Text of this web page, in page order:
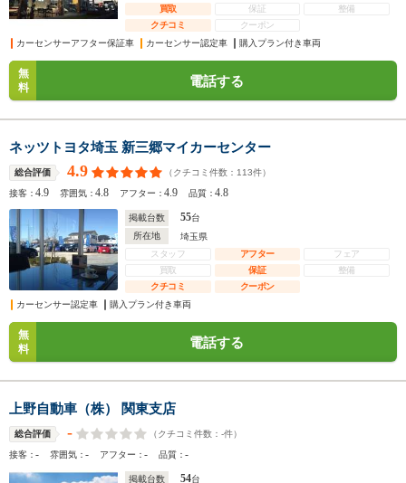
買取
保証
整備
クチコミ
クーポン
カーセンサーアフター保証車
カーセンサー認定車 購入プラン付き車両
無
料
電話する
ネッツトヨタ埼玉 新三郷マイカーセンター
総合評価 4.9 （クチコミ件数： 113件）
接客：4.9 雰囲気：4.8 アフター：4.9 品質：4.8
掲載台数 55台
所在地
埼玉県
スタッフ
アフター
フェア
買取
保証
整備
クチコミ
クーポン
カーセンサー認定車
購入プラン付き車両
無
料
電話する
上野自動車（株） 関東支店
総合評価 - （クチコミ件数： -件）
接客：- 雰囲気：- アフター：- 品質：-
掲載台数 54台